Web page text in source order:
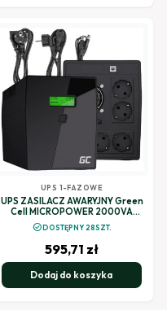
UPS 1-FAZOWE
UPS ZASILACZ AWARYJNY Green
Cell MICROPOWER 2000VA
1200W UPS05
check_circleDOSTĘPNY 28SZT.
595,71 zł
Dodaj do koszyka